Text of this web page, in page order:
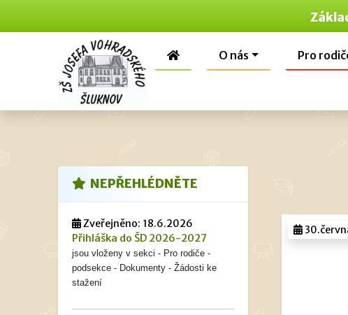
O nás Pro
NEPŘEHLÉDNĚTE
Zveřejněno: 18.6.2026
Přihláška do ŠD 2026-2027
jsou vloženy v sekci - Pro rodiče -
podsekce - Dokumenty - Žádosti ke
stažení